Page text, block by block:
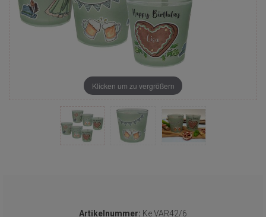
Klicken um zu vergrößern
Artikelnummer: Ke VAR42/6